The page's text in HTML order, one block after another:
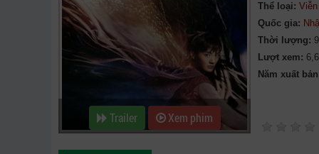
Trailer Xem phim
Thể loại:
Quốc gia:
Thời lượng:
Lượt xem:
Năm xuất